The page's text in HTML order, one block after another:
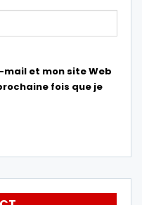
mail et mon site Web
fois que je